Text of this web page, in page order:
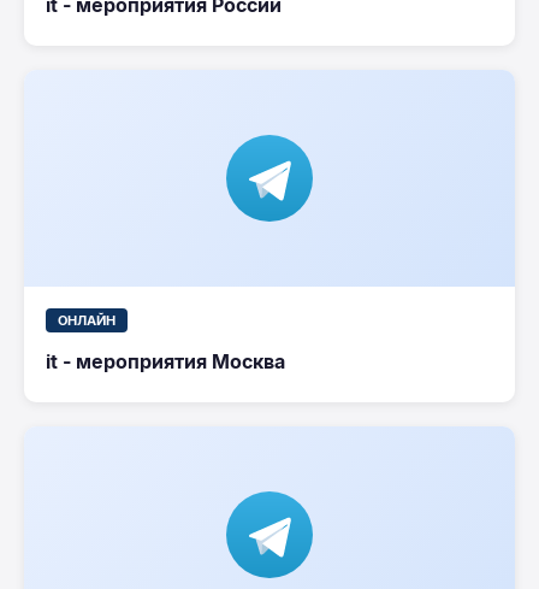
it - мероприятия России
ОНЛАЙН
it - мероприятия Москва